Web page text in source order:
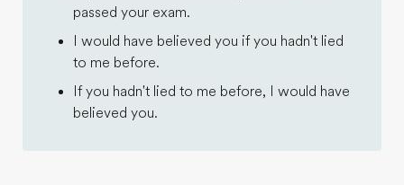
passed your exam.
I would have believed you if you hadn't lied
to me before.
If you hadn't lied to me before, I would have
believed you.